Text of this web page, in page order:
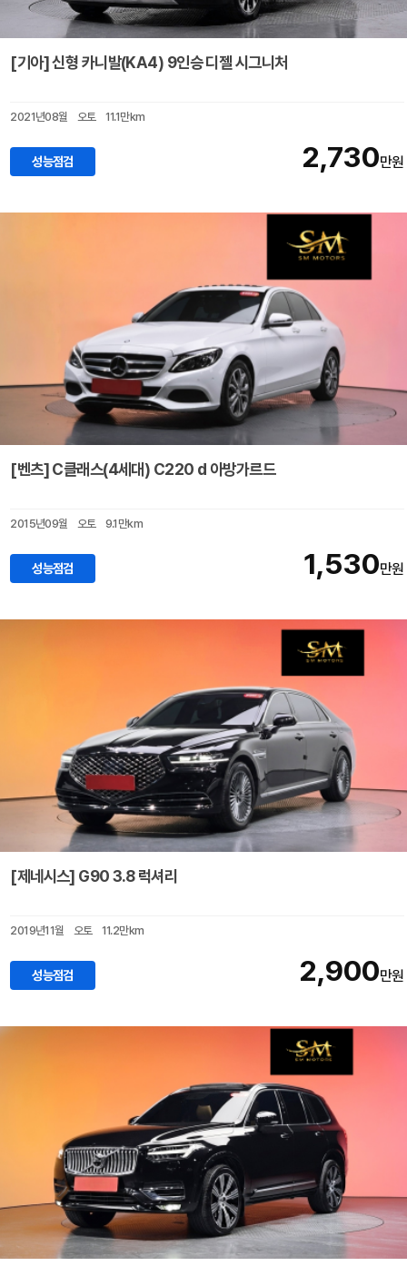
[기아] 신형 카니발(KA4) 9인승 디젤 시그니처
2021년08월 오토 11.1만km
성능점검 2,730만원
[벤츠] C클래스(4세대) C220 d 아방가르드
2015년09월 오토 9.1만km
성능점검 1,530만원
[제네시스] G90 3.8 럭셔리
2019년11월 오토 11.2만km
성능점검 2,900만원